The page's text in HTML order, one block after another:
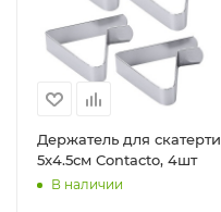
Держатель для скатерти
5x4.5см Contacto, 4шт
В наличии